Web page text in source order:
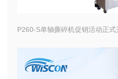
P260-S单轴撕碎机促销活动正式